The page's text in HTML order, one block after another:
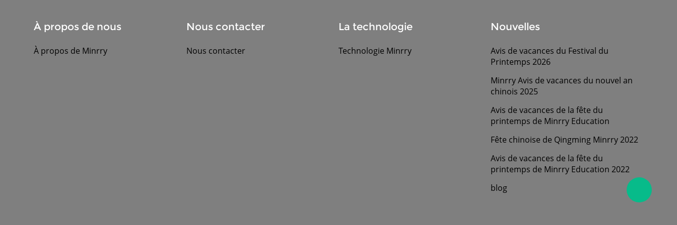
À propos de nous
À propos de Minrry
Nous contacter
Nous contacter
La technologie
Technologie Minrry
Nouvelles
Avis de vacances du Festival du
Printemps 2026
Minrry Avis de vacances du nouvel an
chinois 2025
Avis de vacances de la fête du
printemps de Minrry Education
Fête chinoise de Qingming Minrry 2022
Avis de vacances de la fête du
printemps de Minrry Education 2022
blog